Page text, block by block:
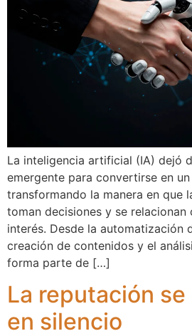
La inteligencia artificial (IA) dejó
emergente para convertirse en
transformando la manera en que
toman decisiones y se relacionan
interés. Desde la automatización
creación de contenidos y el
forma parte de […]
La reputación
en silencio